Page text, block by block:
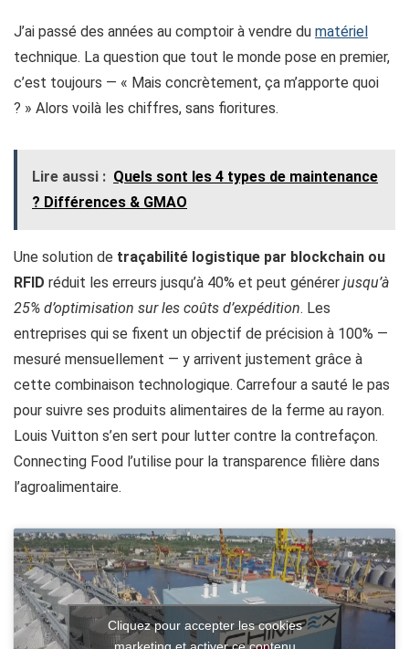
J’ai passé des années au comptoir à vendre du matériel
technique. La question que tout le monde pose en premier,
c’est toujours — « Mais concrètement, ça m’apporte quoi
? » Alors voilà les chiffres, sans fioritures.
Lire aussi : Quels sont les 4 types de maintenance
? Différences & GMAO
Une solution de traçabilité logistique par blockchain ou
RFID réduit les erreurs jusqu’à 40% et peut générer jusqu’à
25% d’optimisation sur les coûts d’expédition. Les
entreprises qui se fixent un objectif de précision à 100% —
mesuré mensuellement — y arrivent justement grâce à
cette combinaison technologique. Carrefour a sauté le pas
pour suivre ses produits alimentaires de la ferme au rayon.
Louis Vuitton s’en sert pour lutter contre la contrefaçon.
Connecting Food l’utilise pour la transparence filière dans
l’agroalimentaire.
Cliquez pour accepter les cookies
marketing et activer ce contenu